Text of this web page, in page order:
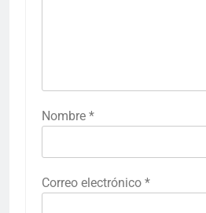
Nombre *
Correo electrónico *